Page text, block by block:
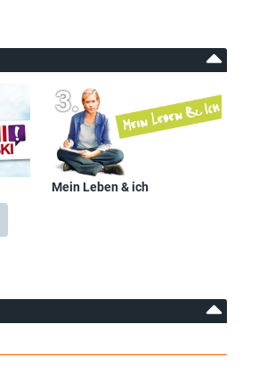
Mein Leben & ich